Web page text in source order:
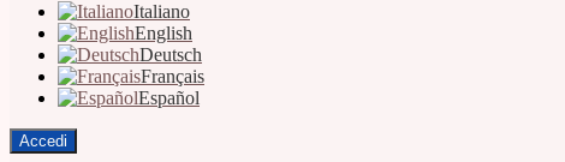
Italiano
English
Deutsch
Français
Español
Accedi